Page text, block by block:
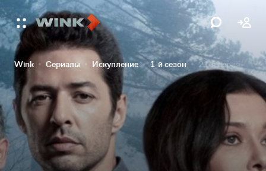
Wink Сериалы Искупление 1-й сезон 21-я серия